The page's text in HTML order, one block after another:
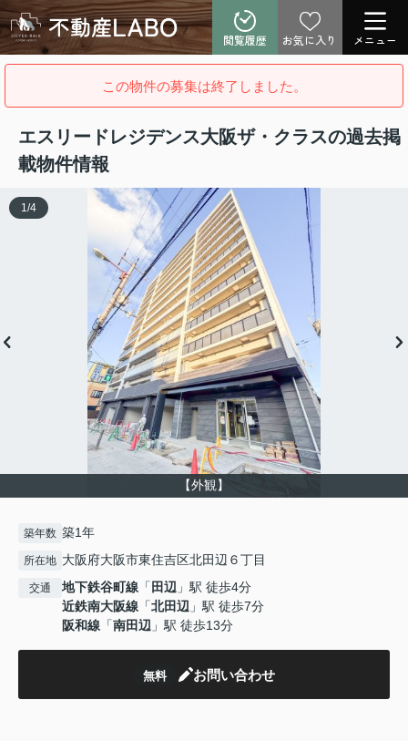
閲覧履歴 お気に入り メニュー
この物件の募集は終了しました。
エスリードレジデンス大阪ザ・クラスの過去掲
載物件情報
【外観】
1 /4
築年数 築1年
所在地 大阪府大阪市東住吉区北田辺６丁目
交通 地下鉄谷町線 「 田辺 」駅 徒歩4分
近鉄南大阪線 「北田辺 」駅 徒歩7分
阪和線 「南田辺 」駅 徒歩13分
無料 お問い合わせ